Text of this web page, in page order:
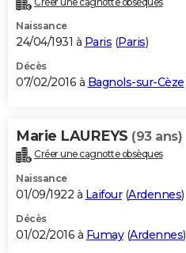
Naissance
24/04/1931 à Paris (Paris)
Décès
07/02/2016 à Bagnols-sur-Cèze
Marie LAUREYS (93 ans)
Créer une cagnotte obsèques
Naissance
01/09/1922 à Laifour(Ardennes)
Décès
01/02/2016 à Fumay(Ardennes)